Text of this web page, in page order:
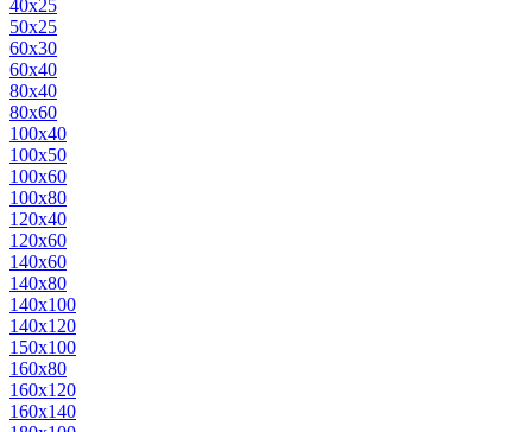
40х25
50х25
60х30
60х40
80х40
80х60
100х40
100х50
100х60
100х80
120х40
120х60
140х60
140х80
140х100
140х120
150х100
160х80
160х120
160х140